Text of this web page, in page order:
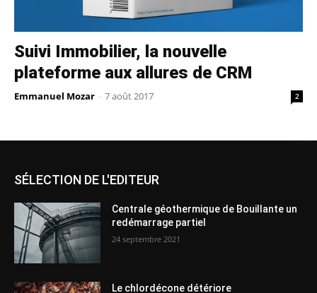
Suivi Immobilier, la nouvelle
plateforme aux allures de CRM
Emmanuel Mozar - 7 août 2017 2
SÉLECTION DE L'EDITEUR
Centrale géothermique de Bouillante un
redémarrage partiel
24 septembre 2021
Le chlordécone détériore